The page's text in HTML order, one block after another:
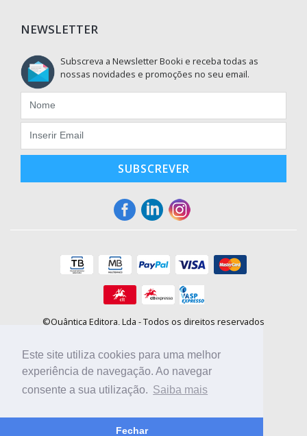
Este site utiliza cookies para uma melhor
experiência de navegação. Ao navegar
consente a sua utilização. Saiba mais
Fechar
NEWSLETTER
Subscreva a Newsletter Booki e receba todas as
nossas novidades e promoções no seu email.
SUBSCREVER
©Quântica Editora, Lda - Todos os direitos reservados
E-mail: info@booki.pt
Tel.: +351 220 104 872(custo de chamada para a rede fixa